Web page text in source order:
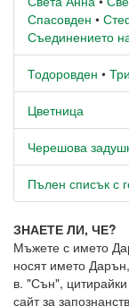
Спасовден •
Съединението
Тодоровден •
Цветница
Черешова
Пълен списък с
ЗНАЕТЕ ЛИ, ЧЕ?
Мъжете с името
носят името
в. "Сън", цитирайки
сайт за